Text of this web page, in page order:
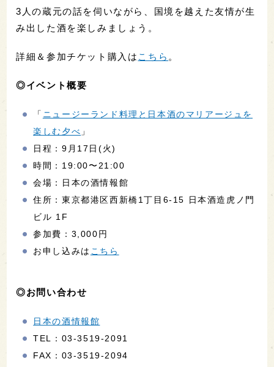
3人の蔵元の話を伺いながら、国境を越えた友情が生
み出した酒を楽しみましょう。
詳細＆参加チケット購入は こちら 。
◎イベント概要
「 ニュージーランド料理と日本酒のマリアージュを
楽しむ夕べ 」
日程：9月17日(火)
時間：19:00〜21:00
会場：日本の酒情報館
住所：東京都港区西新橋1丁目6-15 日本酒造虎ノ門
ビル 1F
参加費：3,000円
お申し込みは こちら
◎お問い合わせ
日本の酒情報館
TEL：03-3519-2091
FAX：03-3519-2094